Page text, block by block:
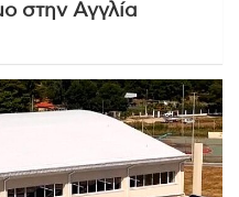
στην Αγγλία